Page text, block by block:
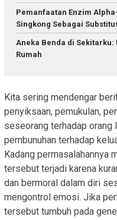
Pemanfaatan Enzim
Singkong Sebagai
Aneka Benda di
Rumah
Kita sering mendengar
penyiksaan, pemukulan,
seseorang terhadap orang
pembunuhan terhadap
Kadang permasalahannya
tersebut terjadi karena
dan bermoral dalam diri
mengontrol emosi. Jika
tersebut tumbuh pada